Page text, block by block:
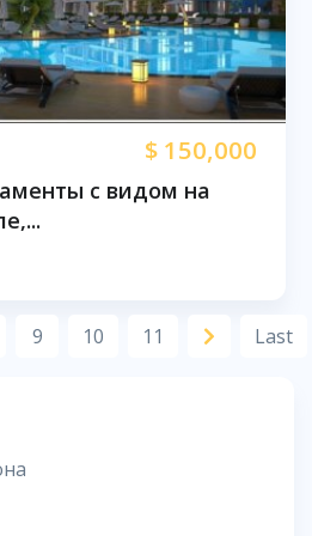
$ 150,000
с видом на
9 10 11 Last